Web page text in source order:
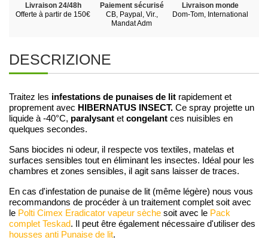
Livraison 24/48h
Offerte à partir de 150€
Paiement sécurisé
CB, Paypal, Vir.,
Mandat Adm
Livraison monde
Dom-Tom, International
DESCRIZIONE
Traitez les infestations de punaises de lit rapidement et
proprement avec HIBERNATUS INSECT. Ce spray projette un
liquide à -40°C, paralysant et congelant ces nuisibles en
quelques secondes.
Sans biocides ni odeur, il respecte vos textiles, matelas et
surfaces sensibles tout en éliminant les insectes. Idéal pour les
chambres et zones sensibles, il agit sans laisser de traces.
En cas d'infestation de punaise de lit (même légère) nous vous
recommandons de procéder à un traitement complet soit avec
le Polti Cimex Eradicator vapeur sèche soit avec le Pack
complet Teskad. Il peut être également nécessaire d'utiliser des
housses anti Punaise de lit.